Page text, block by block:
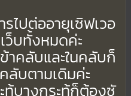
ไปต่ออายุเซิฟเวอ
ว็บทั้งหมดค่ะ
าคลับและในคลับก็
ลับตามเดิมค่ะ
ทู้บางกระทู้ก็ต้องซั